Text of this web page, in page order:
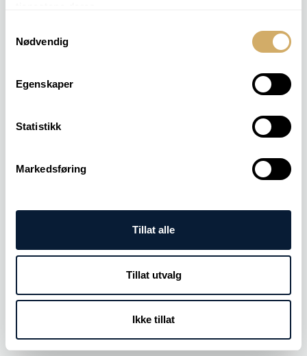
Nødvendig
Egenskaper
Statistikk
Markedsføring
Tillat alle
Tillat utvalg
Ikke tillat